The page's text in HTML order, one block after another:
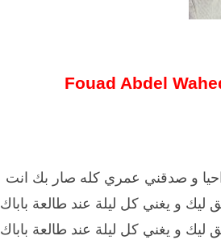
Fouad Abdel
و صدقني عمري كله صار بك انت
و يغني كل ليلة عند طالعة باباك
و يغني كل ليلة عند طالعة باباك